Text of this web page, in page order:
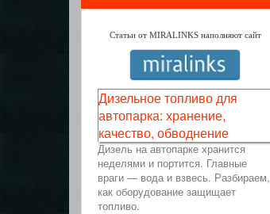
Статьи от MIRALINKS наполняют сайт
Дизельное топливо для
автопарка: хранение,
качество, обводнение
Дизель на автопарке хранится
неделями и портится. Главные
враги — вода и взвесь. Разбираем,
как оборудование защищает
топливо.